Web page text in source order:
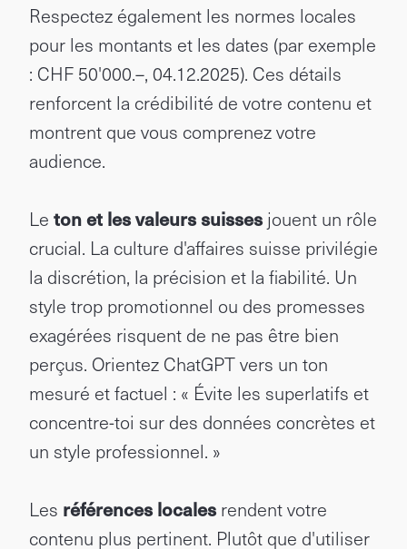
Respectez également les normes locales
pour les montants et les dates (par exemple
: CHF 50'000.–, 04.12.2025). Ces détails
renforcent la crédibilité de votre contenu et
montrent que vous comprenez votre
audience.
Le ton et les valeurs suissesjouent un rôle
crucial. La culture d'affaires suisse privilégie
la discrétion, la précision et la fiabilité. Un
style trop promotionnel ou des promesses
exagérées risquent de ne pas être bien
perçus. Orientez ChatGPT vers un ton
mesuré et factuel : « Évite les superlatifs et
concentre-toi sur des données concrètes et
un style professionnel. »
Les références localesrendent votre
contenu plus pertinent. Plutôt que d'utiliser